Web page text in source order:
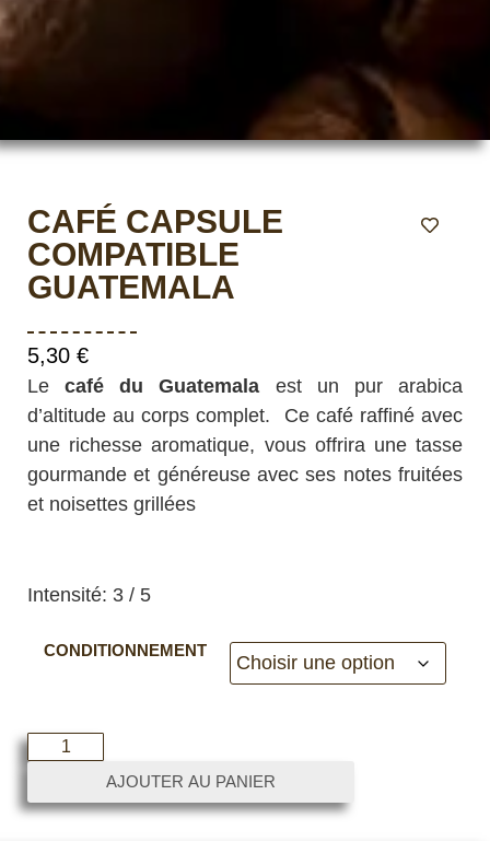
CAFÉ CAPSULE
COMPATIBLE
GUATEMALA
5,30 €
Lecafé du Guatemala est un pur arabica
d’altitude au corps complet. Ce café raffiné avec
une richesse aromatique, vous offrira une tasse
gourmande et généreuse avec ses notes fruitées
et noisettes grillées
Intensité: 3 / 5
CONDITIONNEMENT
AJOUTER AU PANIER